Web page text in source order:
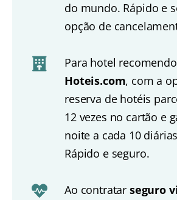
do mundo. Rápido e
opção de
Para hotel
Hoteis.com, com a
reserva de hotéis
12 vezes no cartão e
noite a cada 10
Rápido e seguro.
Ao contratar seguro